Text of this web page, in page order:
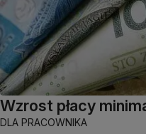
Wzrost płacy
DLA PRACOWNIKA